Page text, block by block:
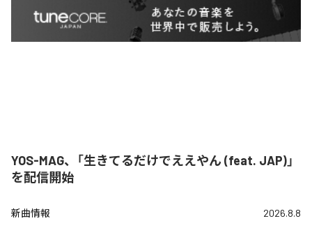
YOS-MAG、「生きてるだけでええやん (feat. JAP)」
を配信開始
新曲情報 2026.8.8